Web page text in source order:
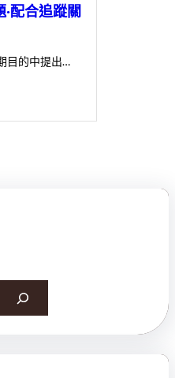
配合追蹤關
目的中提出…